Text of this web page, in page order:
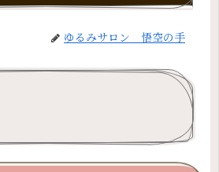
ゆるみサロン 悟空の手